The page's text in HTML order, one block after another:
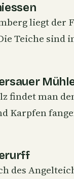
liegt der
Teiche
findet man
Karpfen
des